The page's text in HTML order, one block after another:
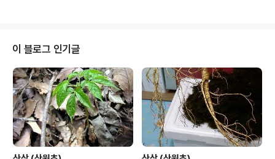
이 블로그 인기글